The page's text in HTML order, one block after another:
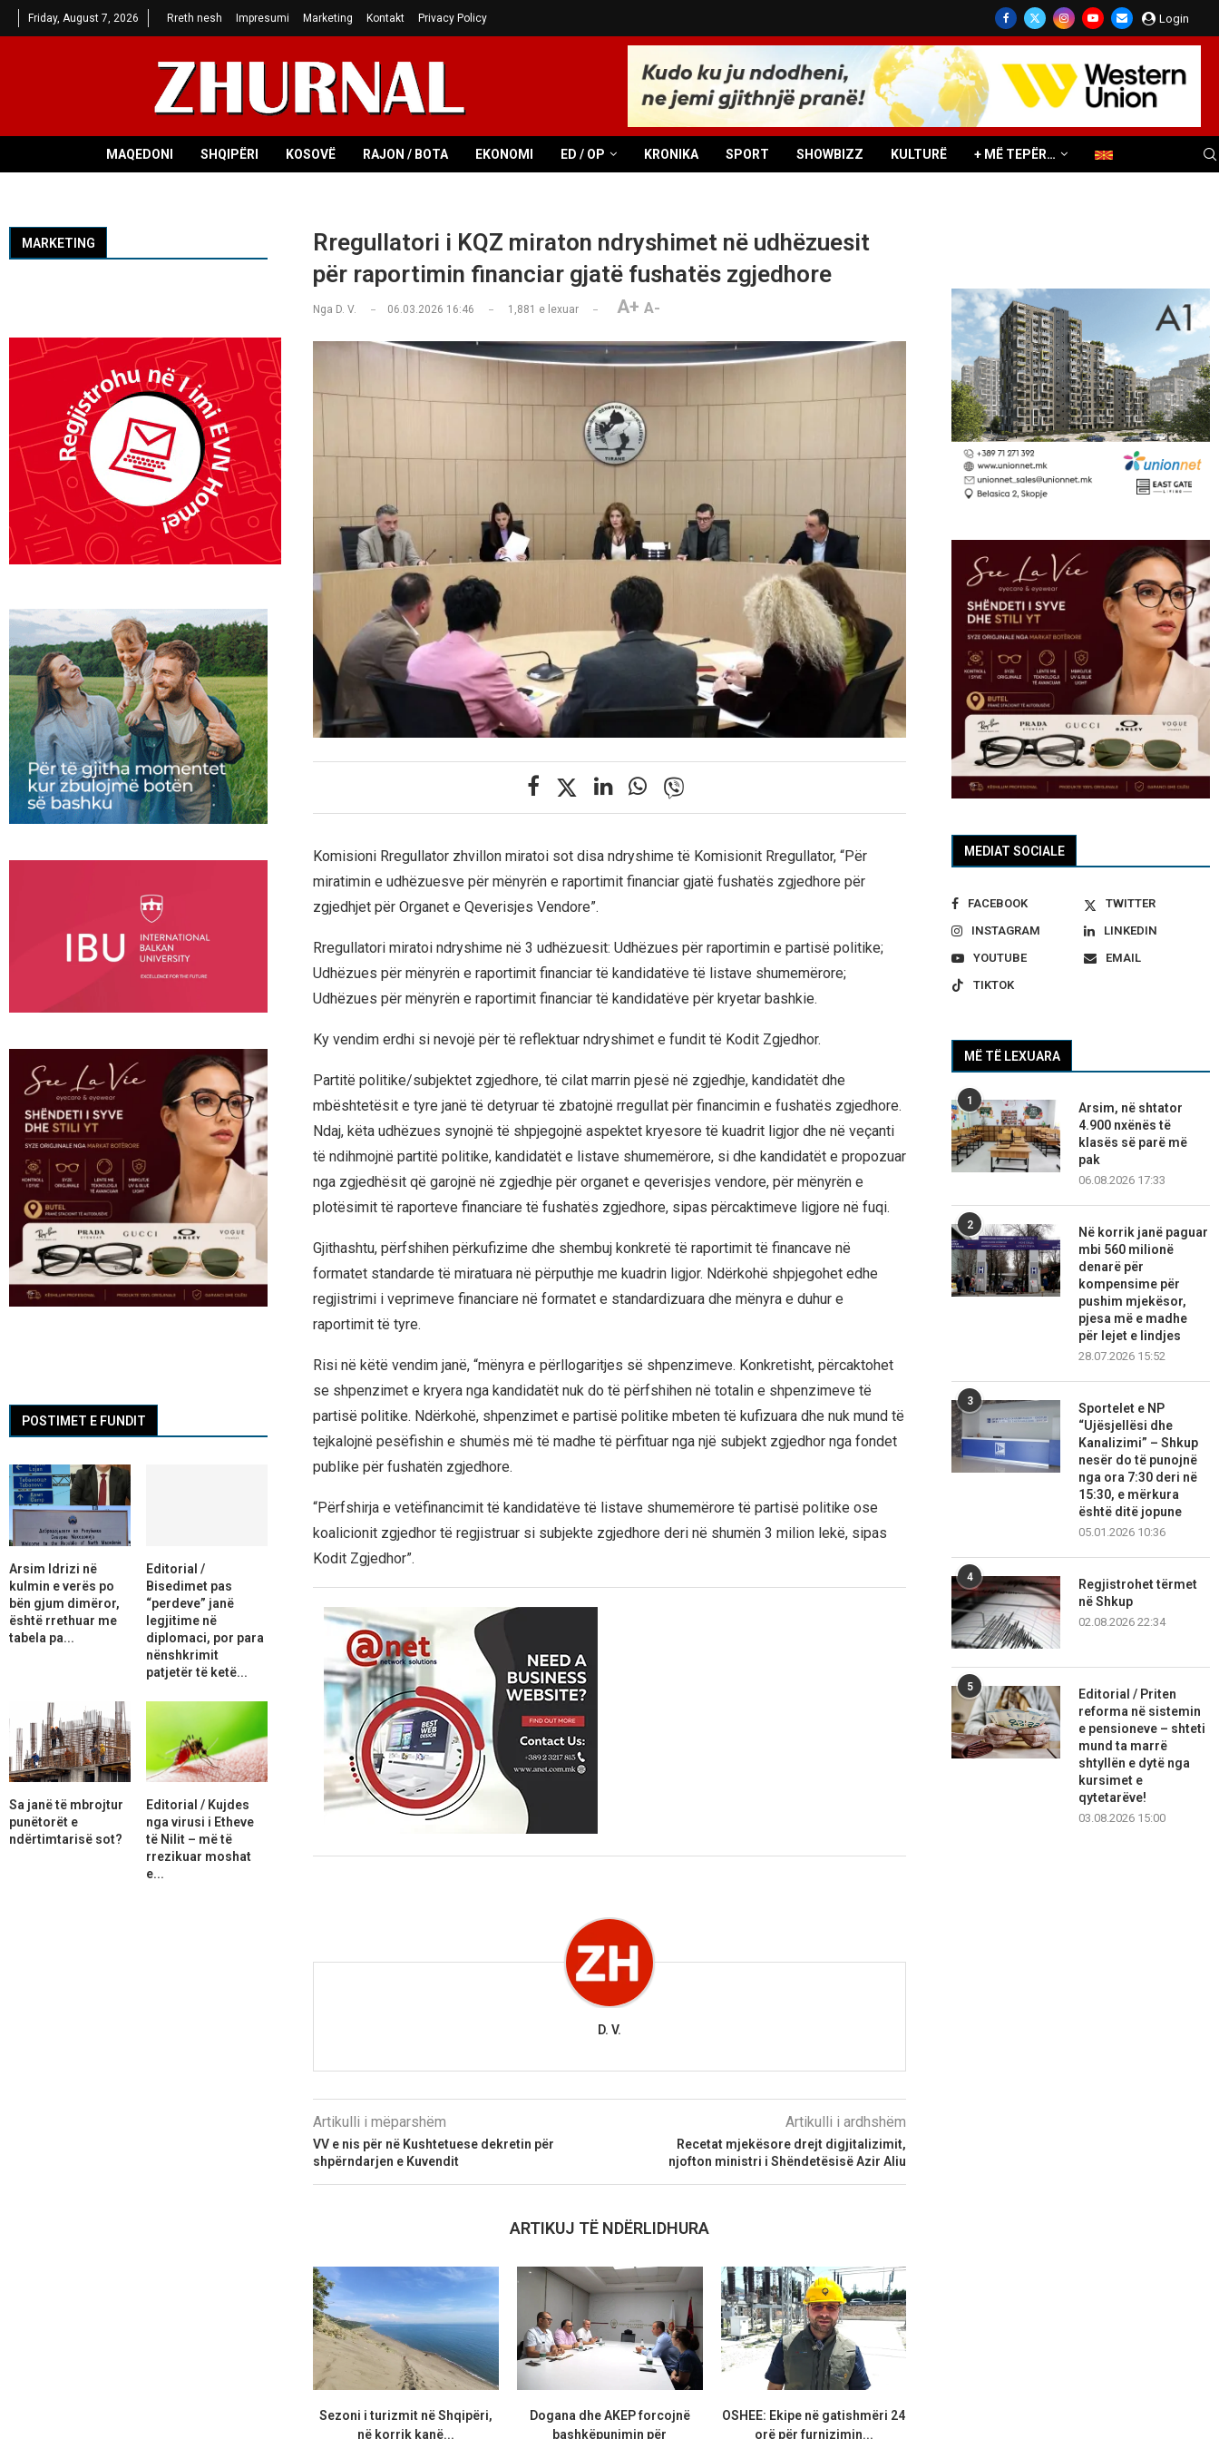
Friday, August 7, 2026 Rreth nesh Impresumi Marketing Kontakt Privacy Policy Login
MAQEDONI SHQIPËRI KOSOVË RAJON / BOTA EKONOMI ED / OP KRONIKA SPORT SHOWBIZZ KULTURË + MË TEPËR…
Rregullatori i KQZ miraton ndryshimet në udhëzuesit
për raportimin financiar gjatë fushatës zgjedhore
Nga D. V. 06.03.2026 16:46 1,881 e lexuar A+ A-
Komisioni Rregullator zhvillon miratoi sot disa ndryshime të Komisionit Rregullator, “Për
miratimin e udhëzuesve për mënyrën e raportimit financiar gjatë fushatës zgjedhore për
zgjedhjet për Organet e Qeverisjes Vendore”.
Rregullatori miratoi ndryshime në 3 udhëzuesit: Udhëzues për raportimin e partisë politike;
Udhëzues për mënyrën e raportimit financiar të kandidatëve të listave shumemërore;
Udhëzues për mënyrën e raportimit financiar të kandidatëve për kryetar bashkie.
Ky vendim erdhi si nevojë për të reflektuar ndryshimet e fundit të Kodit Zgjedhor.
Partitë politike/subjektet zgjedhore, të cilat marrin pjesë në zgjedhje, kandidatët dhe
mbështetësit e tyre janë të detyruar të zbatojnë rregullat për financimin e fushatës zgjedhore.
Ndaj, këta udhëzues synojnë të shpjegojnë aspektet kryesore të kuadrit ligjor dhe në veçanti
të ndihmojnë partitë politike, kandidatët e listave shumemërore, si dhe kandidatët e propozuar
nga zgjedhësit që garojnë në zgjedhje për organet e qeverisjes vendore, për mënyrën e
plotësimit të raporteve financiare të fushatës zgjedhore, sipas përcaktimeve ligjore në fuqi.
Gjithashtu, përfshihen përkufizime dhe shembuj konkretë të raportimit të financave në
formatet standarde të miratuara në përputhje me kuadrin ligjor. Ndërkohë shpjegohet edhe
regjistrimi i veprimeve financiare në formatet e standardizuara dhe mënyra e duhur e
raportimit të tyre.
Risi në këtë vendim janë, “mënyra e përllogaritjes së shpenzimeve. Konkretisht, përcaktohet
se shpenzimet e kryera nga kandidatët nuk do të përfshihen në totalin e shpenzimeve të
partisë politike. Ndërkohë, shpenzimet e partisë politike mbeten të kufizuara dhe nuk mund të
tejkalojnë pesëfishin e shumës më të madhe të përfituar nga një subjekt zgjedhor nga fondet
publike për fushatën zgjedhore.
“Përfshirja e vetëfinancimit të kandidatëve të listave shumemërore të partisë politike ose
koalicionit zgjedhor të regjistruar si subjekte zgjedhore deri në shumën 3 milion lekë, sipas
Kodit Zgjedhor”.
D. V.
Artikulli i mëparshëm
VV e nis për në Kushtetuese dekretin për
shpërndarjen e Kuvendit
Artikulli i ardhshëm
Recetat mjekësore drejt digjitalizimit,
njofton ministri i Shëndetësisë Azir Aliu
ARTIKUJ TË NDËRLIDHURA
Sezoni i turizmit në Shqipëri,
në korrik kanë...
Dogana dhe AKEP forcojnë
bashkëpunimin për
OSHEE: Ekipe në gatishmëri 24
orë për furnizimin...
MEDIAT SOCIALE
FACEBOOK
TWITTER
INSTAGRAM
LINKEDIN
YOUTUBE
EMAIL
TIKTOK
MË TË LEXUARA
1
Arsim, në shtator
4.900 nxënës të
klasës së parë më
pak
06.08.2026 17:33
2
Në korrik janë paguar
mbi 560 milionë
denarë për
kompensime për
pushim mjekësor,
pjesa më e madhe
për lejet e lindjes
28.07.2026 15:52
3
Sportelet e NP
“Ujësjellësi dhe
Kanalizimi” – Shkup
nesër do të punojnë
nga ora 7:30 deri në
15:30, e mërkura
është ditë jopune
05.01.2026 10:36
4
Regjistrohet tërmet
në Shkup
02.08.2026 22:34
5
Editorial / Priten
reforma në sistemin
e pensioneve – shteti
mund ta marrë
shtyllën e dytë nga
kursimet e
qytetarëve!
03.08.2026 15:00
MARKETING
POSTIMET E FUNDIT
Arsim Idrizi në
kulmin e verës po
bën gjum dimëror,
është rrethuar me
tabela pa...
Editorial /
Bisedimet pas
“perdeve” janë
legjitime në
diplomaci, por para
nënshkrimit
patjetër të ketë...
Sa janë të mbrojtur
punëtorët e
ndërtimtarisë sot?
Editorial / Kujdes
nga virusi i Etheve
të Nilit – më të
rrezikuar moshat
e...